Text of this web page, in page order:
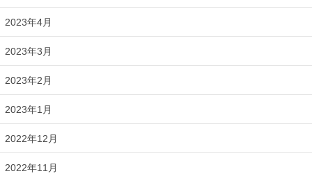
2023年4月
2023年3月
2023年2月
2023年1月
2022年12月
2022年11月